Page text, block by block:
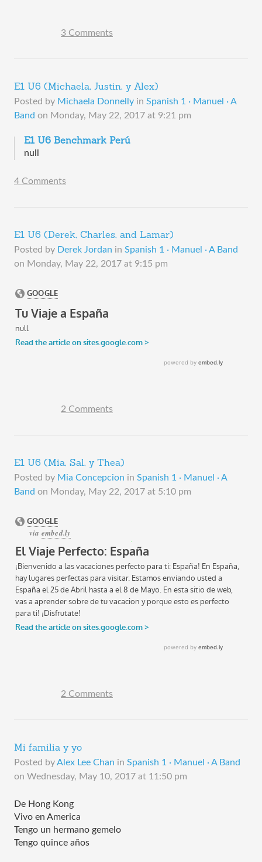
3 Comments
E1 U6 (Michaela, Justin, y Alex)
Posted by Michaela Donnelly in Spanish 1 · Manuel · A
Band on Monday, May 22, 2017 at 9:21 pm
E1 U6 Benchmark Perú
null
4 Comments
E1 U6 (Derek, Charles, and Lamar)
Posted by Derek Jordan in Spanish 1 · Manuel · A Band
on Monday, May 22, 2017 at 9:15 pm
2 Comments
E1 U6 (Mia, Sal, y Thea)
Posted by Mia Concepcion in Spanish 1 · Manuel · A
Band on Monday, May 22, 2017 at 5:10 pm
2 Comments
Mi familia y yo
Posted byAlex Lee Chan in Spanish 1 · Manuel · A Band
on Wednesday, May 10, 2017 at 11:50 pm
De Hong Kong
Vivo en America
Tengo un hermano gemelo
Tengo quince años